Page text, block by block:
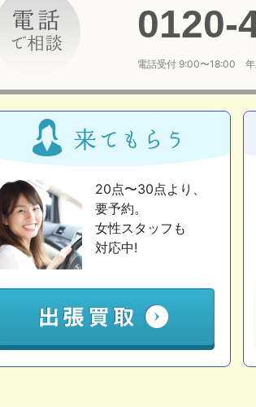
0120-
電話受付 9:00〜18:00 年
20点〜30点より、
要予約。
女性スタッフも
対応中!